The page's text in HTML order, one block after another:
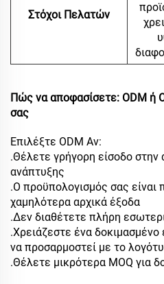
Στόχοι Πελατών
Πώς να αποφασίσετε: ODM ή
σας
Επιλέξτε ODM Αν:
.Θέλετε γρήγορη είσοδο στην
ανάπτυξης
.Ο προϋπολογισμός σας είναι
χαμηλότερα αρχικά έξοδα
.Δεν διαθέτετε πλήρη
.Χρειάζεστε ένα δοκιμασμένο
να προσαρμοστεί με το
.Θέλετε μικρότερα MOQ για